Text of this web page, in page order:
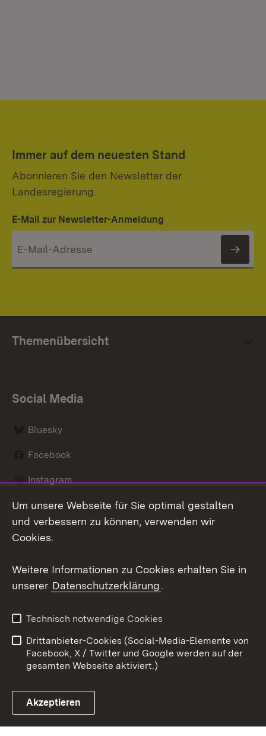
Immer auf dem neuesten Stand
Abonnieren Sie den Newsletter der
Landesregierung.
E-Mail zur Newsletter-Anmeldung
Themenübersicht
Social Media
Bluesky
Facebook
Instagram
LinkedIn
Link zum Landesportal
Datenschutz
Barrierefreiheit
Impressum
Cookies
Um unsere Webseite für Sie optimal gestalten
und verbessern zu können, verwenden wir
Cookies.
Weitere Informationen zu Cookies erhalten Sie in
unserer Datenschutzerklärung.
Technisch notwendige Cookies
Drittanbieter-Cookies (Social-Media-Elemente von
Facebook, X / Twitter und Google werden auf der
gesamten Webseite aktiviert.)
Akzeptieren